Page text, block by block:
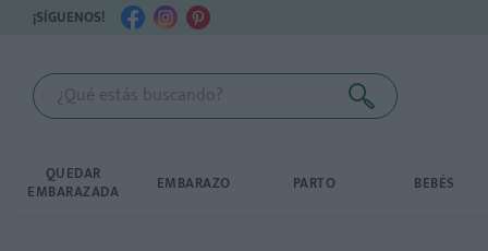
¡SÍGUENOS!
QUEDAR
EMBARAZADA EMBARAZO PARTO BEBÉS